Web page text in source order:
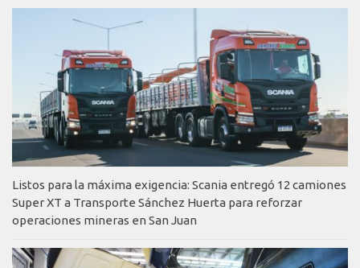
Listos para la máxima exigencia: Scania entregó 12 camiones
Super XT a Transporte Sánchez Huerta para reforzar
operaciones mineras en San Juan